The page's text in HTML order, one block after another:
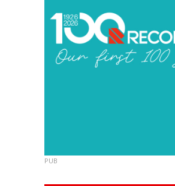
PUB